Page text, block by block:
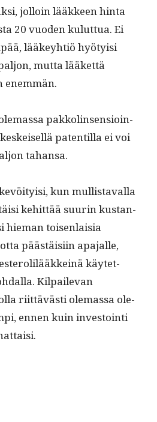
jol­loin lääk­keen hin­ta
20 vuo­den kulut­tua. Ei
lääkey­htiö hyö­ty­isi
mut­ta lääket­tä
enemmän.
pakkolin­sen­sioin­
paten­til­la ei voi
tahansa.
kun mullis­taval­la
kehit­tää suurin kus­tan­
toisen­laisia
päästäisi­in apa­jalle,
käytet­
Kil­pail­e­van
riit­tävästi ole­mas­sa ole­
ennen kuin investoin­ti